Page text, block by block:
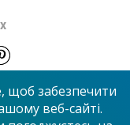
щоб забезпечити
веб-сайті.